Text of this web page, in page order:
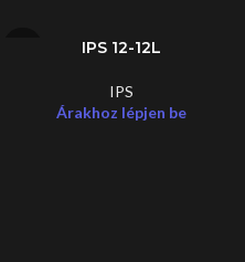
IPS 12-12L
IPS
Árakhoz lépjen be